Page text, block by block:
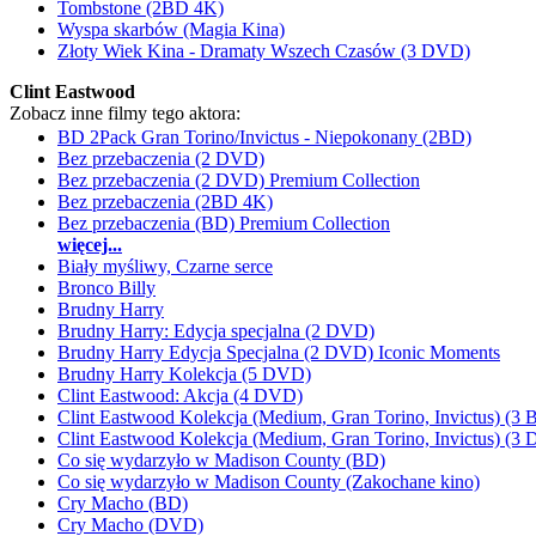
Tombstone (2BD 4K)
Wyspa skarbów (Magia Kina)
Złoty Wiek Kina - Dramaty Wszech Czasów (3 DVD)
Clint Eastwood
Zobacz inne filmy tego aktora:
BD 2Pack Gran Torino/Invictus - Niepokonany (2BD)
Bez przebaczenia (2 DVD)
Bez przebaczenia (2 DVD) Premium Collection
Bez przebaczenia (2BD 4K)
Bez przebaczenia (BD) Premium Collection
więcej...
Biały myśliwy, Czarne serce
Bronco Billy
Brudny Harry
Brudny Harry: Edycja specjalna (2 DVD)
Brudny Harry Edycja Specjalna (2 DVD) Iconic Moments
Brudny Harry Kolekcja (5 DVD)
Clint Eastwood: Akcja (4 DVD)
Clint Eastwood Kolekcja (Medium, Gran Torino, Invictus) (3
Clint Eastwood Kolekcja (Medium, Gran Torino, Invictus) (3
Co się wydarzyło w Madison County (BD)
Co się wydarzyło w Madison County (Zakochane kino)
Cry Macho (BD)
Cry Macho (DVD)